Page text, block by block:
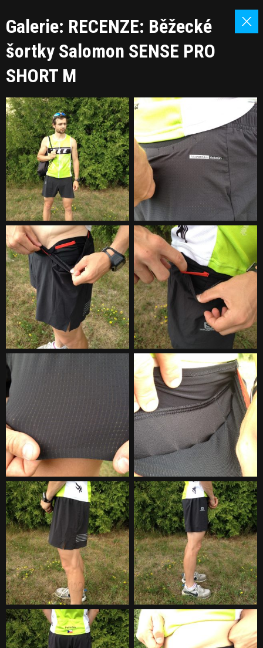
Galerie: RECENZE: Běžecké
šortky Salomon SENSE PRO
SHORT M